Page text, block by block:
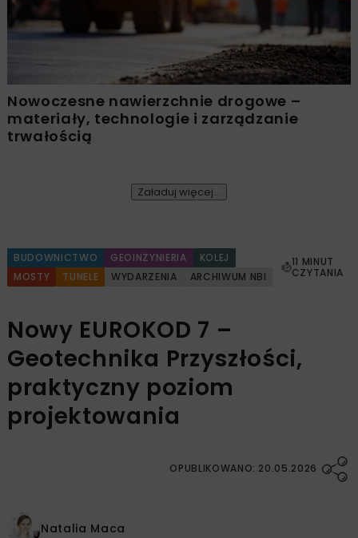
Nowoczesne nawierzchnie drogowe –
materiały, technologie i zarządzanie
trwałością
Załaduj więcej...
BUDOWNICTWO GEOINŻYNIERIA
KOLEJ
MOSTY
TUNELE WYDARZENIA ARCHIWUM NBI
11 MINUT
CZYTANIA
Nowy EUROKOD 7 –
Geotechnika Przyszłości,
praktyczny poziom
projektowania
OPUBLIKOWANO: 20.05.2026
Natalia Maca